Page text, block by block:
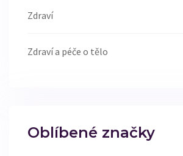
Zdraví
Zdraví a péče o tělo
Oblíbené značky